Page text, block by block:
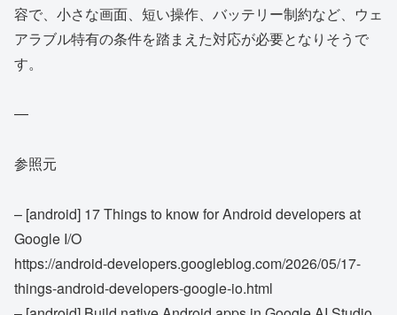
容で、小さな画面、短い操作、バッテリー制約など、ウェ
アラブル特有の条件を踏まえた対応が必要となりそうで
す。
—
参照元
– [android] 17 Things to know for Android developers at
Google I/O
https://android-developers.googleblog.com/2026/05/17-
things-android-developers-google-io.html